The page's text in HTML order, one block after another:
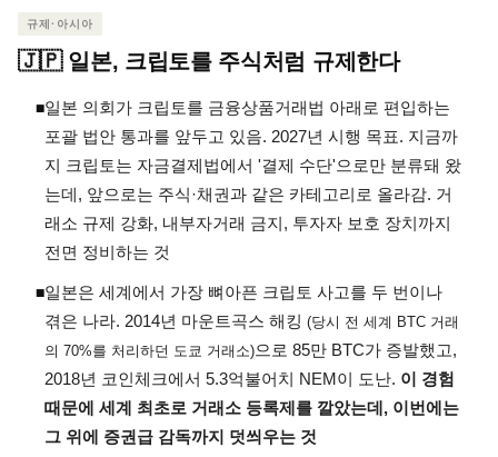
규제·아시아
🇯🇵 일본, 크립토를 주식처럼 규제한다
◾일본 의회가 크립토를 금융상품거래법 아래로 편입하는
포괄 법안 통과를 앞두고 있음. 2027년 시행 목표. 지금까
지 크립토는 자금결제법에서 '결제 수단'으로만 분류돼 왔
는데, 앞으로는 주식·채권과 같은 카테고리로 올라감. 거
래소 규제 강화, 내부자거래 금지, 투자자 보호 장치까지
전면 정비하는 것
◾일본은 세계에서 가장 뼈아픈 크립토 사고를 두 번이나
겪은 나라. 2014년 마운트곡스 해킹 (당시 전 세계 BTC 거래
의 70%를 처리하던 도쿄 거래소)으로 85만 BTC가 증발했고,
2018년 코인체크에서 5.3억불어치 NEM이 도난. 이 경험
때문에 세계 최초로 거래소 등록제를 깔았는데, 이번에는
그 위에 증권급 감독까지 덧씌우는 것